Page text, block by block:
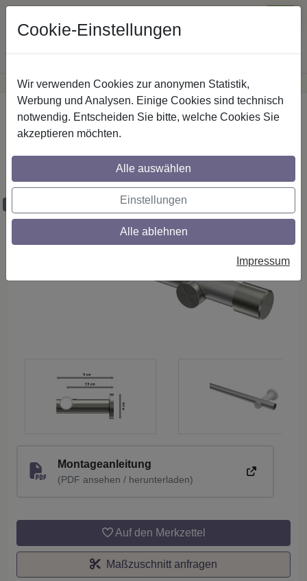
Günstige Versandkosteninnerhalb Österreichs· Sichere Zahlung
Startseite Gardinenstangen Metall
Gardinenstangen aus Metall in 20 mm Ø,
1-läufig, Modell PLATON - Santo
Silbergrau / Edelstahl-Optik (ohne Ringe)
Montageanleitung
(PDF ansehen / herunterladen)
Auf den Merkzettel
Maßzuschnitt anfragen
Cookie-Einstellungen
Wir verwenden Cookies zur anonymen Statistik,
Werbung und Analysen. Einige Cookies sind technisch
notwendig. Entscheiden Sie bitte, welche Cookies Sie
akzeptieren möchten.
Alle auswählen
Einstellungen
Alle ablehnen
Impressum